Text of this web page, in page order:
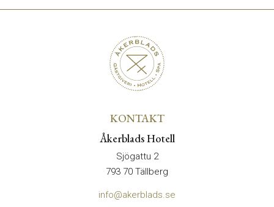
KONTAKT
Åkerblads Hotell
Sjögattu 2
793 70 Tällberg
info@akerblads.se